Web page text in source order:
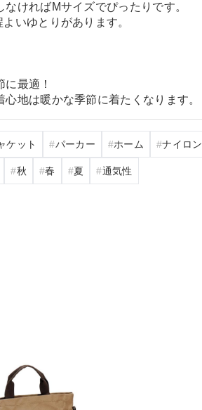
なければMサイズでぴったりです。
いゆとりがあります。
最適！
心地は暖かな季節に着たくなります。
ケット パーカー ホーム ナイロン
秋 春 夏 通気性